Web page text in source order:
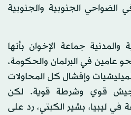
الضواحي الجنوبية والجنوبية
والمدنية جماعة الإخوان بأنها
عامين في البرلمان والحكومة،
وإفشال كل المحاولات
قوي وشرطة قوية. لكن
في ليبيا، بشير الكبتي، رد على